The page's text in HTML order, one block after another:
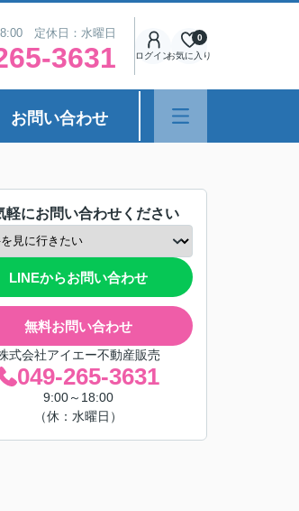
定休日：水曜日
3631 ログインお気に入り
0
お問い合わせ
軽にお問い合わせください
LINEからお問い合わせ
無料お問い合わせ
式会社アイエー不動産販売
049-265-3631
9:00～18:00
（休：水曜日）